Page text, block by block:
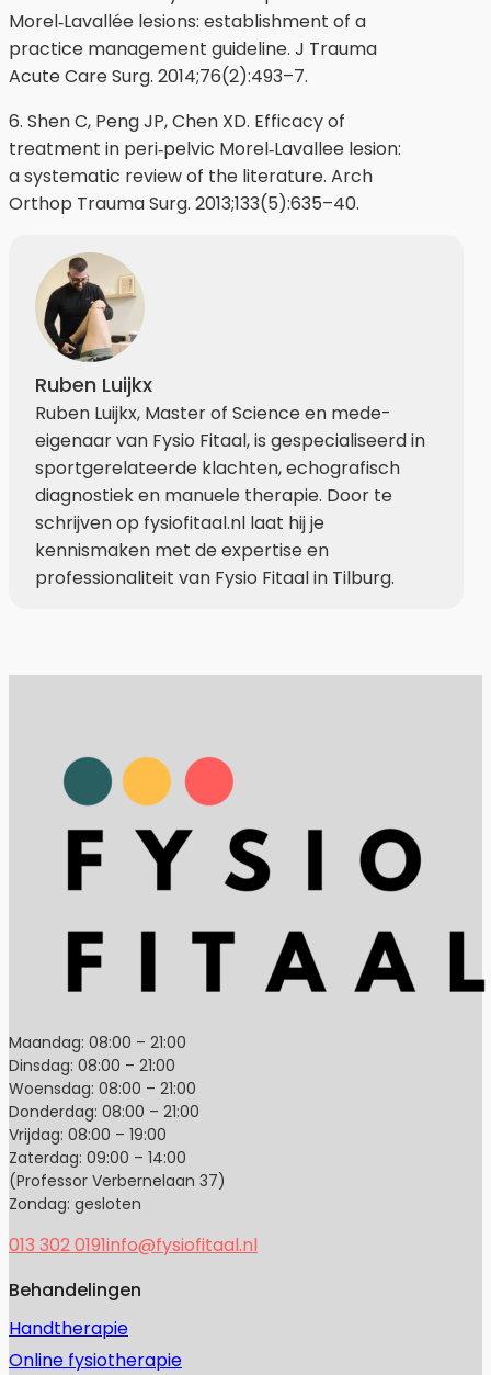
Morel‐Lavallée lesions: establishment of a
practice management guideline. J Trauma
Acute Care Surg. 2014;76(2):493–7.
6. Shen C, Peng JP, Chen XD. Efficacy of
treatment in peri‐pelvic Morel‐Lavallee lesion:
a systematic review of the literature. Arch
Orthop Trauma Surg. 2013;133(5):635–40.
Ruben Luijkx
Ruben Luijkx, Master of Science en mede-
eigenaar van Fysio Fitaal, is gespecialiseerd in
sportgerelateerde klachten, echografisch
diagnostiek en manuele therapie. Door te
schrijven op fysiofitaal.nl laat hij je
kennismaken met de expertise en
professionaliteit van Fysio Fitaal in Tilburg.
Maandag: 08:00 – 21:00
Dinsdag: 08:00 – 21:00
Woensdag: 08:00 – 21:00
Donderdag: 08:00 – 21:00
Vrijdag: 08:00 – 19:00
Zaterdag: 09:00 – 14:00
(Professor Verbernelaan 37)
Zondag: gesloten
013 302 0191info@fysiofitaal.nl
Behandelingen
Handtherapie
Online fysiotherapie